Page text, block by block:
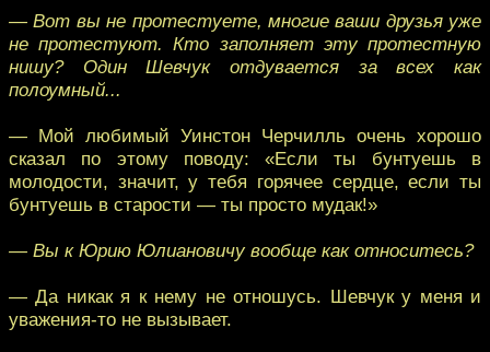
— Вот вы не протестуете, многие ваши друзья уже
не протестуют. Кто заполняет эту протестную
нишу? Один Шевчук отдувается за всех как
полоумный...
— Мой любимый Уинстон Черчилль очень хорошо
сказал по этому поводу: «Если ты бунтуешь в
молодости, значит, у тебя горячее сердце, если ты
бунтуешь в старости — ты просто мудак!»
— Вы к Юрию Юлиановичу вообще как относитесь?
— Да никак я к нему не отношусь. Шевчук у меня и
уважения-то не вызывает.